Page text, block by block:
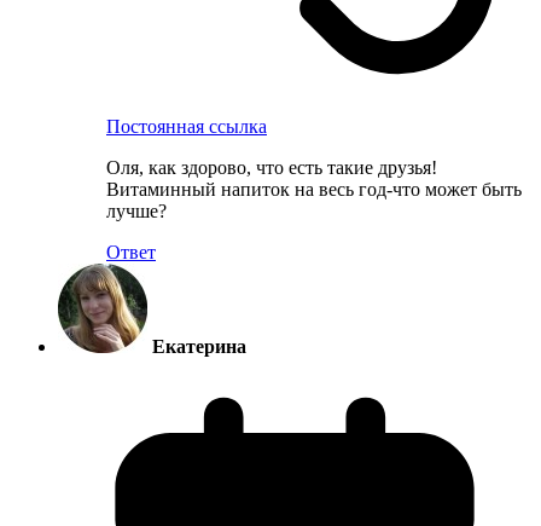
Постоянная ссылка
Оля, как здорово, что есть такие друзья!
Витаминный напиток на весь год-что может быть
лучше?
Ответ
Екатерина